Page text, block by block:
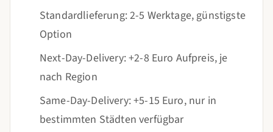
Standardlieferung: 2-5 Werktage, günstigste
Option
Next-Day-Delivery: +2-8 Euro Aufpreis, je
nach Region
Same-Day-Delivery: +5-15 Euro, nur in
bestimmten Städten verfügbar